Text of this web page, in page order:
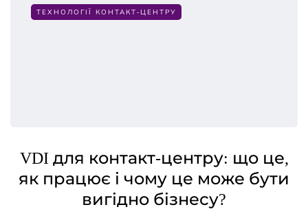
ТЕХНОЛОГІЇ КОНТАКТ-ЦЕНТРУ
VDI для контакт-центру: що це,
як працює і чому це може бути
вигідно бізнесу?